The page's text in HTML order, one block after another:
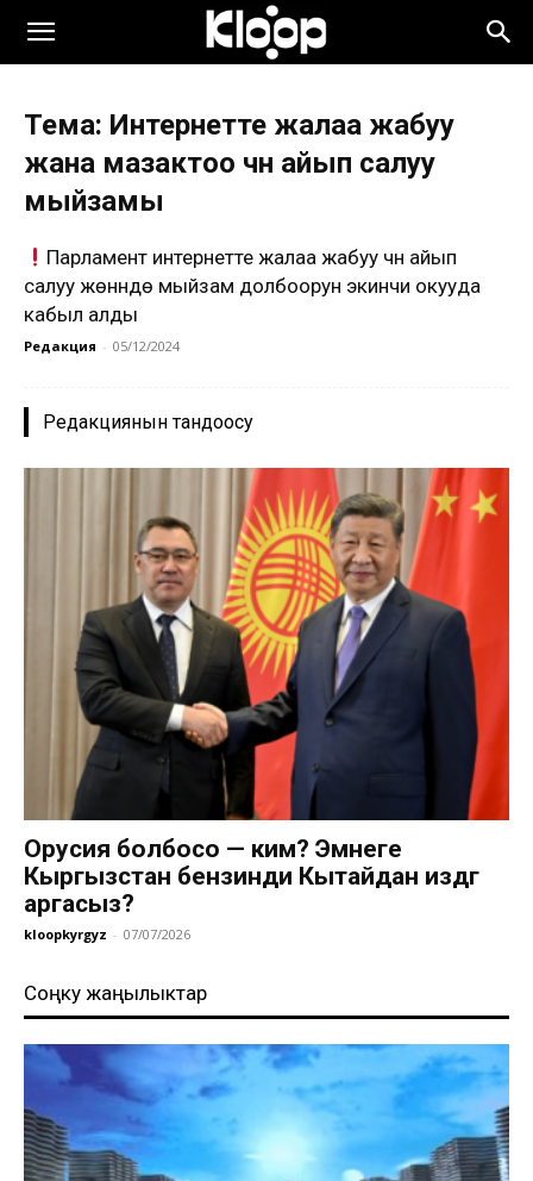
Тема: Интернетте жалаа жабуу
жана мазактоо үчүн айып салуу
мыйзамы
Парламент интернетте жалаа жабуу үчүн айып
салуу жөнүндө мыйзам долбоорун экинчи окууда
кабыл алды
Редакция - 05/12/2024
Редакциянын тандоосу
Орусия болбосо — ким? Эмнеге
Кыргызстан бензинди Кытайдан издөөгө
аргасыз?
kloopkyrgyz - 07/07/2026
Соңку жаңылыктар